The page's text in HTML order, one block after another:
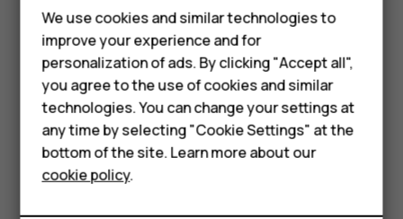
Feature phones
Phones for kids
Accessories
HMD Terra M
For business
Tablets
Google. Puede usar el teclado para escribir las palabras
de la búsqueda.
En Chrome,
Presione la barra de búsqueda.
Escriba su palabra de búsqueda en el cuadro de
búsqueda.
We use cookies and similar technologies to
improve your experience and for
personalization of ads. By clicking "Accept all",
you agree to the use of cookies and similar
technologies. You can change your settings at
any time by selecting "Cookie Settings" at the
bottom of the site. Learn more about our
cookie policy.